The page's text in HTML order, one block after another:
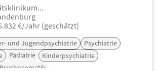
€/Jahr (geschätzt)
und Jugendpsychiatrie
Psychiatrie
Pädiatrie
Kinderpsychiatrie
Psychosomatik